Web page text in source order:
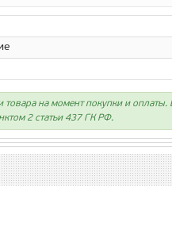
товара на момент покупки и оплаты.
2 статьи 437 ГК РФ.